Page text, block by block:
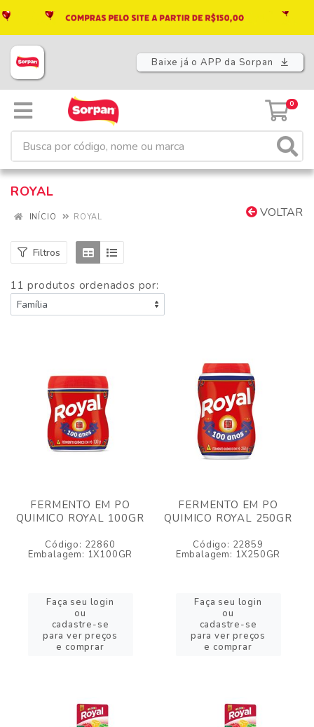
Baixe já o APP da Sorpan
0
ROYAL
VOLTAR
INÍCIO ROYAL
Filtros
11 produtos ordenados por:
FERMENTO EM PO
QUIMICO ROYAL 100GR
Código: 22860
Embalagem: 1X100GR
Faça seu login
ou
cadastre-se
para ver preços
e comprar
FERMENTO EM PO
QUIMICO ROYAL 250GR
Código: 22859
Embalagem: 1X250GR
Faça seu login
ou
cadastre-se
para ver preços
e comprar